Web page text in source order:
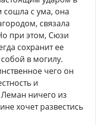
сошла с ума, она
связала
при этом, Сюзи
сохранит ее
в могилу.
чего он
и
ничего из
хочет развестись